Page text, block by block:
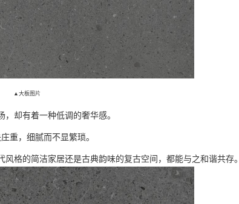
▲大板图片
，却有着一种低调的奢华感。
重，细腻而不显繁琐。
格的简洁家居还是古典韵味的复古空间，都能与之和谐共存。